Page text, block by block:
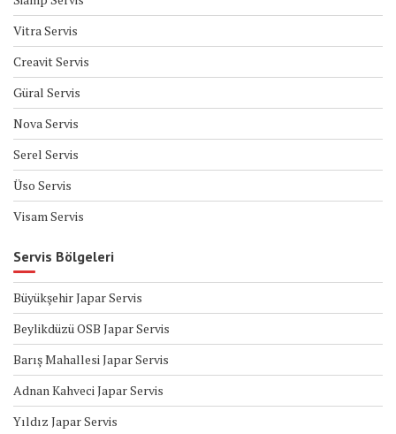
Vitra Servis
Creavit Servis
Güral Servis
Nova Servis
Serel Servis
Üso Servis
Visam Servis
Servis Bölgeleri
Büyükşehir Japar Servis
Beylikdüzü OSB Japar Servis
Barış Mahallesi Japar Servis
Adnan Kahveci Japar Servis
Yıldız Japar Servis